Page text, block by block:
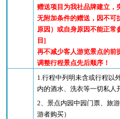
赠送项目为我社品牌建立，
无附加条件的赠送， 因不可
原因 ）或自身原因不能正常
目 ]
再不减少客人游览景点的前
调整行程景点先后顺序！
1.行程中列明未含或行程以
内的酒水、洗衣等一切私人
2、景点内园中园门票、旅
游者购买）